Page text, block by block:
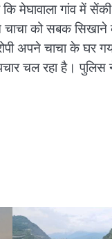
कि मेघावाला गांव
को सबक सिखाने
अपने चाचा के घर
चल रहा है। पुलिस